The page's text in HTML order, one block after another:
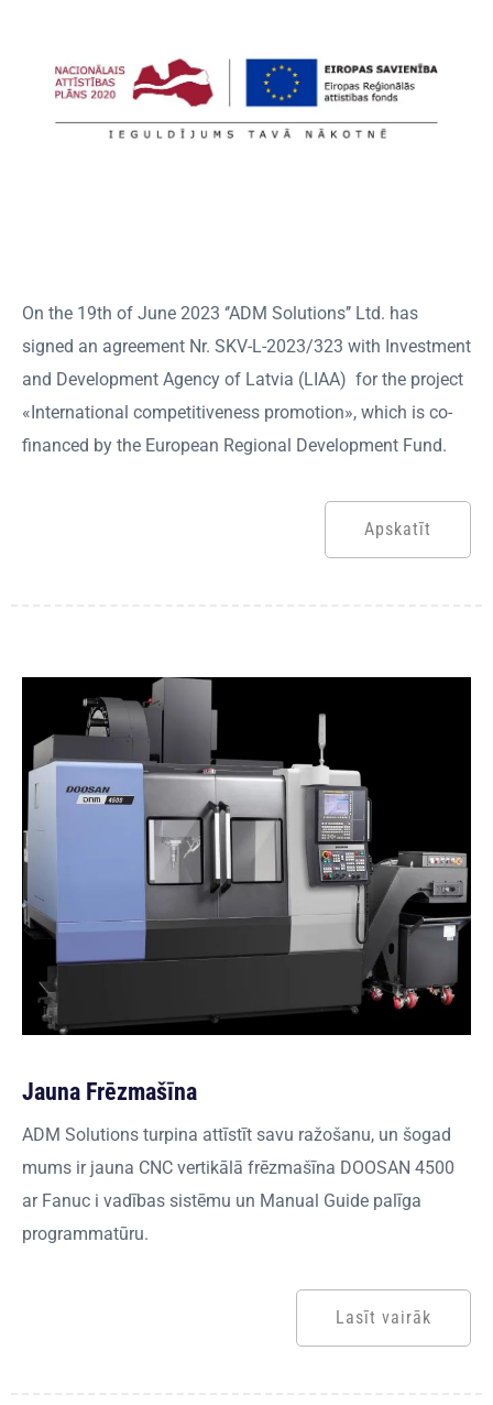
On the 19th of June 2023 ‘’ADM Solutions’’ Ltd. has
signed an agreement Nr. SKV-L-2023/323 with Investment
and Development Agency of Latvia (LIAA) for the project
«International competitiveness promotion», which is co-
financed by the European Regional Development Fund.
Apskatīt
Jauna Frēzmašīna
ADM Solutions turpina attīstīt savu ražošanu, un šogad
mums ir jauna CNC vertikālā frēzmašīna DOOSAN 4500
ar Fanuc i vadības sistēmu un Manual Guide palīga
programmatūru.
Lasīt vairāk